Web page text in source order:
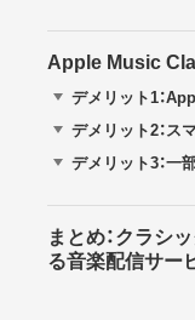
Apple Music
デメリット1：
デメリット2：ス
デメリット3：一
まとめ：クラシ
る音楽配信サー